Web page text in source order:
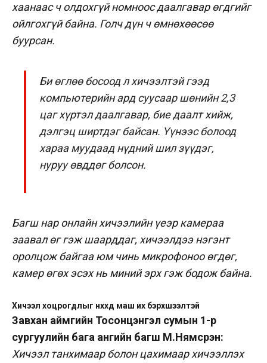
хаанаас ч олдохгүй номноос даалгавар өгдгийг
ойлгохгүй байна. Голч дүн ч өмнөхөөсөө
буурсан.
Би өглөө босоод л хичээлтэй гээд
компьютерийн ард суусаар шөнийн 2,3
цаг хүртэл даалгавар, бие даалт хийж,
дэлгэц ширтдэг байсан. Үүнээс болоод
хараа муудаад нүдний шил зүүдэг,
нуруу өвддөг болсон.
Багш нар онлайн хичээлийн үеэр камераа
заавал өг гэж шаарддаг, хичээлдээ нэгэнт
оролцож байгаа юм чинь микрофоноо өгдөг,
камер өгөх эсэх нь миний эрх гэж бодож байна.
Хичээл хоцрогдлыг нөхөхөд маш их бэрхшээлтэй
Завхан аймгийн Тосонцэнгэл сумын 1-р
сургуулийн бага ангийн багш М.Нямсүрэн:
Хичээл танхимаар болон цахимаар хичээллэх